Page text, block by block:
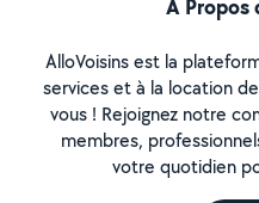
À Propos
AlloVoisins est la
services et à la location
vous ! Rejoignez notre
membres,
votre quotidien